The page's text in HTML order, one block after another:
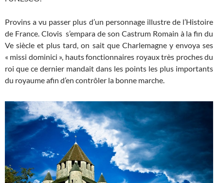
Provins a vu passer plus d’un personnage illustre de l’Histoire
de France. Clovis s’empara de son Castrum Romain à la fin du
Ve siècle et plus tard, on sait que Charlemagne y envoya ses
« missi dominici », hauts fonctionnaires royaux très proches du
roi que ce dernier mandait dans les points les plus importants
du royaume afin d’en contrôler la bonne marche.